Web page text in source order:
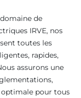
de
IRVE, nos
toutes les
rapides,
assurons une
optimale pour tous